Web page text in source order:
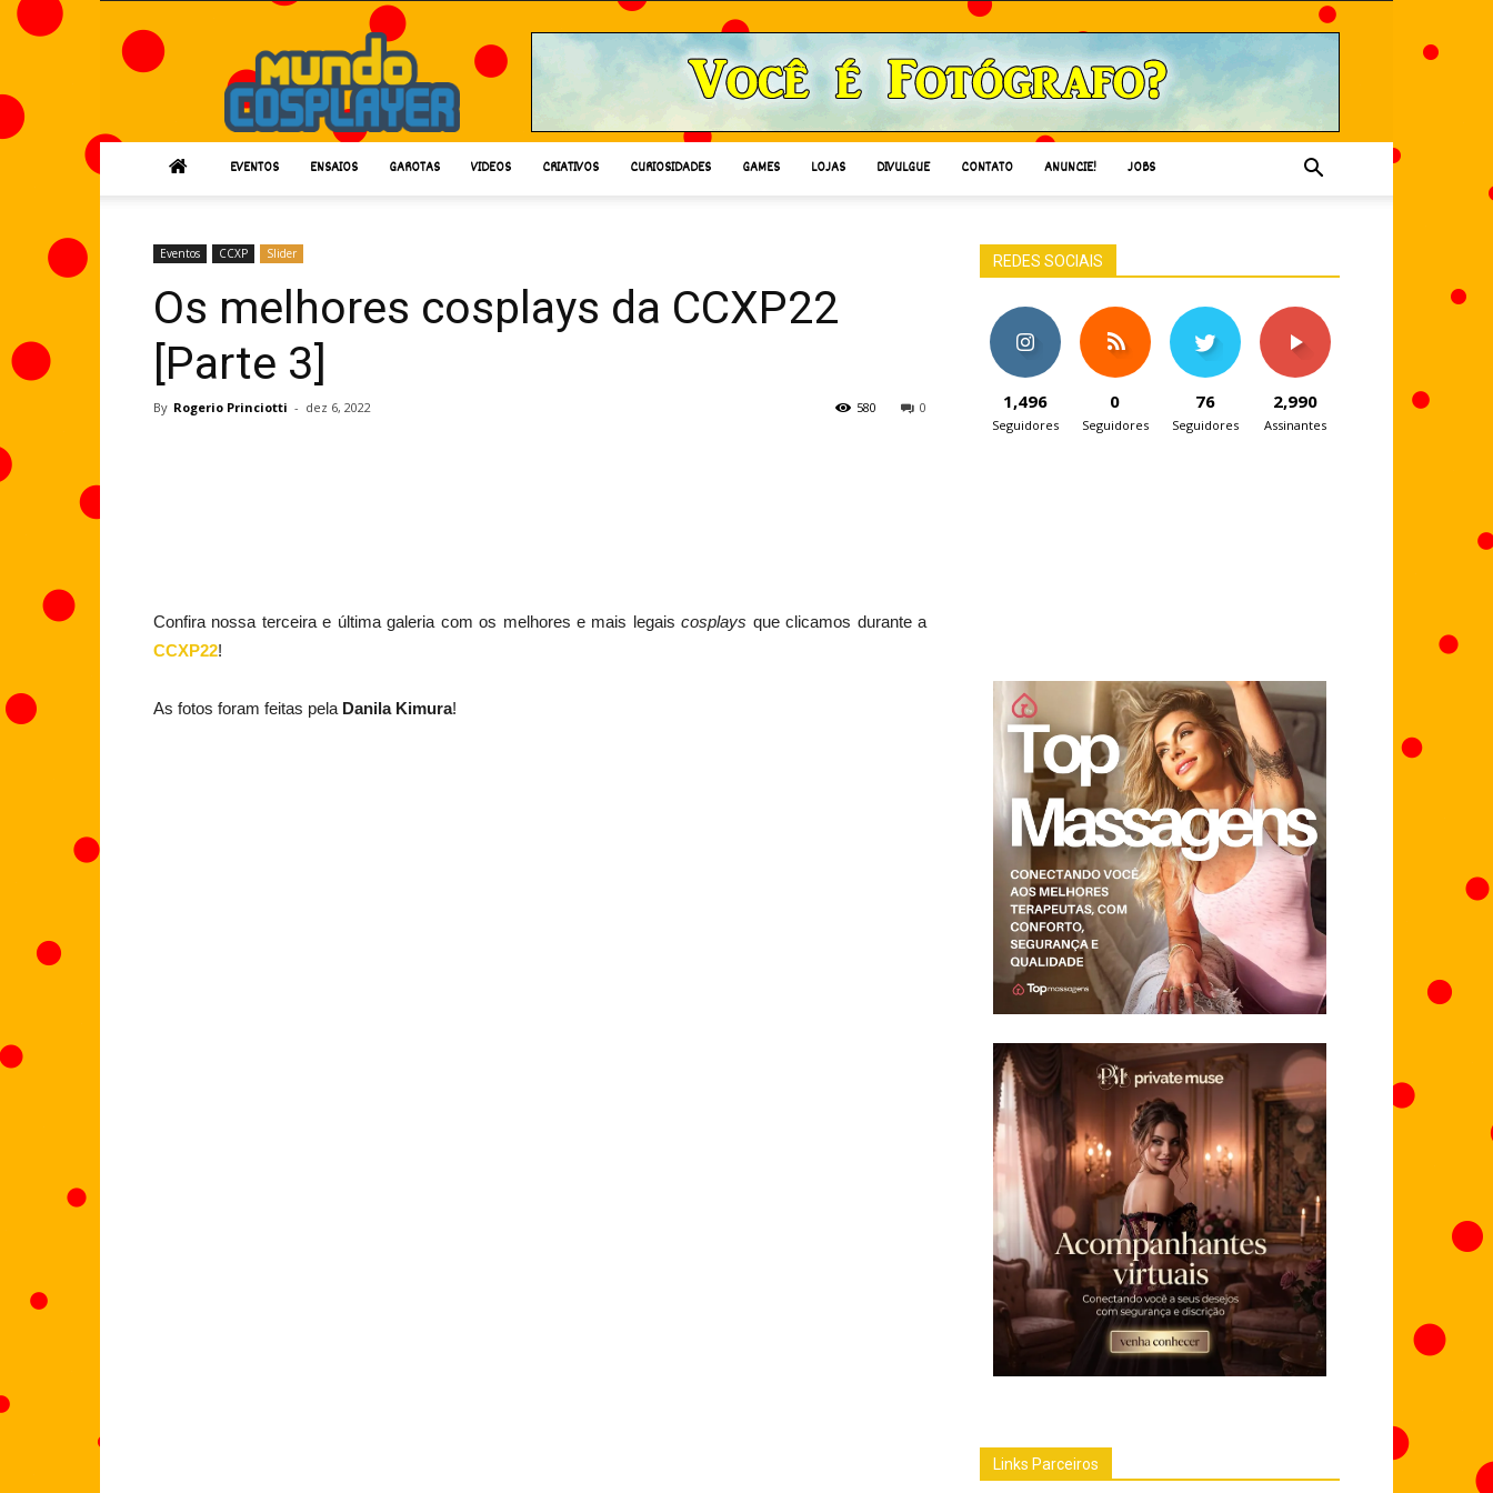
Cosplayer
EVENTOS ENSAIOS GAROTAS VIDEOS CRIATIVOS CURIOSIDADES GAMES LOJAS DIVULGUE CONTATO ANUNCIE! JOBS
Eventos CCXP Slider
Os melhores cosplays da CCXP22
[Parte 3]
By Rogerio Princiotti - dez 6, 2022 0
580
Confira nossa terceira e última galeria com os melhores e mais legaiscosplays que clicamos durante a
CCXP22!
As fotos foram feitas pela Danila Kimura!
REDES SOCIAIS
1,496
Seguidores
0
Seguidores
76
Seguidores
2,990
Assinantes
Links Parceiros